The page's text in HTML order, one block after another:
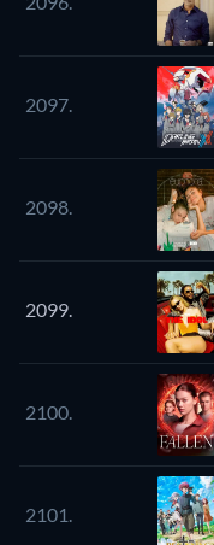
2097.
2098.
2099.
2100.
2101.